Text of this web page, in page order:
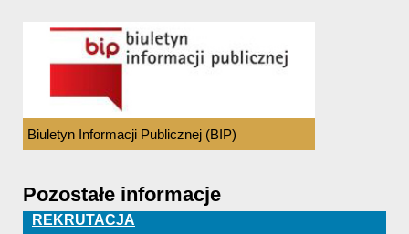
Biuletyn Informacji Publicznej (BIP)
Pozostałe informacje
REKRUTACJA